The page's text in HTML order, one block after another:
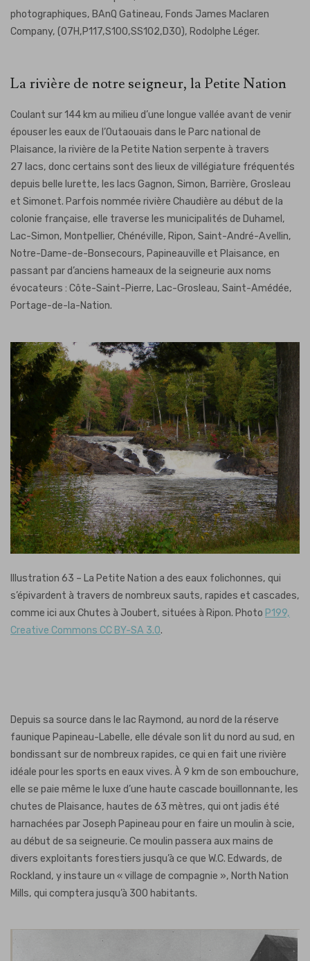
photographiques, BAnQ Gatineau, Fonds James Maclaren
Company, (07H,P117,S100,SS102,D30), Rodolphe Léger.
La rivière de notre seigneur, la Petite Nation
Coulant sur 144 km au milieu d’une longue vallée avant de venir
épouser les eaux de l’Outaouais dans le Parc national de
Plaisance, la rivière de la Petite Nation serpente à travers
27 lacs, donc certains sont des lieux de villégiature fréquentés
depuis belle lurette, les lacs Gagnon, Simon, Barrière, Grosleau
et Simonet. Parfois nommée rivière Chaudière au début de la
colonie française, elle traverse les municipalités de Duhamel,
Lac-Simon, Montpellier, Chénéville, Ripon, Saint-André-Avellin,
Notre-Dame-de-Bonsecours, Papineauville et Plaisance, en
passant par d’anciens hameaux de la seigneurie aux noms
évocateurs : Côte-Saint-Pierre, Lac-Grosleau, Saint-Amédée,
Portage-de-la-Nation.
Illustration 63 – La Petite Nation a des eaux folichonnes, qui
s’épivardent à travers de nombreux sauts, rapides et cascades,
comme ici aux Chutes à Joubert, situées à Ripon. Photo P199,
Creative Commons CC BY-SA 3.0.
Depuis sa source dans le lac Raymond, au nord de la réserve
faunique Papineau-Labelle, elle dévale son lit du nord au sud, en
bondissant sur de nombreux rapides, ce qui en fait une rivière
idéale pour les sports en eaux vives. À 9 km de son embouchure,
elle se paie même le luxe d’une haute cascade bouillonnante, les
chutes de Plaisance, hautes de 63 mètres, qui ont jadis été
harnachées par Joseph Papineau pour en faire un moulin à scie,
au début de sa seigneurie. Ce moulin passera aux mains de
divers exploitants forestiers jusqu’à ce que W.C. Edwards, de
Rockland, y instaure un « village de compagnie », North Nation
Mills, qui comptera jusqu’à 300 habitants.